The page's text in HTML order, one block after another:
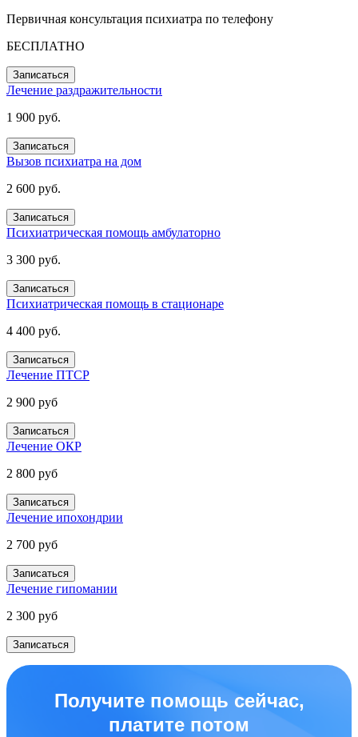
Первичная консультация психиатра по телефону
БЕСПЛАТНО
Записаться
Лечение раздражительности
1 900 руб.
Записаться
Вызов психиатра на дом
2 600 руб.
Записаться
Психиатрическая помощь амбулаторно
3 300 руб.
Записаться
Психиатрическая помощь в стационаре
4 400 руб.
Записаться
Лечение ПТСР
2 900 руб
Записаться
Лечение ОКР
2 800 руб
Записаться
Лечение ипохондрии
2 700 руб
Записаться
Лечение гипомании
2 300 руб
Записаться
Получите помощь сейчас,
платите потом